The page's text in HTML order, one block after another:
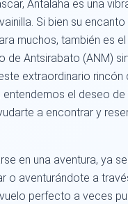
Antalaha es una
Si bien su encanto
muchos, también es
de Antsirabato (ANM)
extraordinario rincón
el deseo de
a encontrar y
en una aventura, ya
o aventurándote a
perfecto a veces